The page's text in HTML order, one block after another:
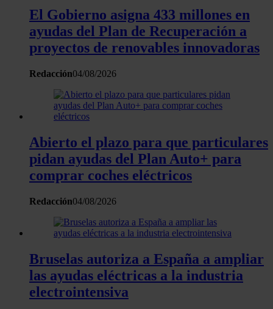
El Gobierno asigna 433 millones en
ayudas del Plan de Recuperación a
proyectos de renovables innovadoras
Redacción04/08/2026
Abierto el plazo para que particulares
pidan ayudas del Plan Auto+ para
comprar coches eléctricos
Redacción04/08/2026
Bruselas autoriza a España a ampliar
las ayudas eléctricas a la industria
electrointensiva